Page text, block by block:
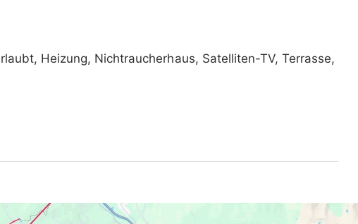
Heizung, Nichtraucherhaus, Satelliten-TV, Terrasse,